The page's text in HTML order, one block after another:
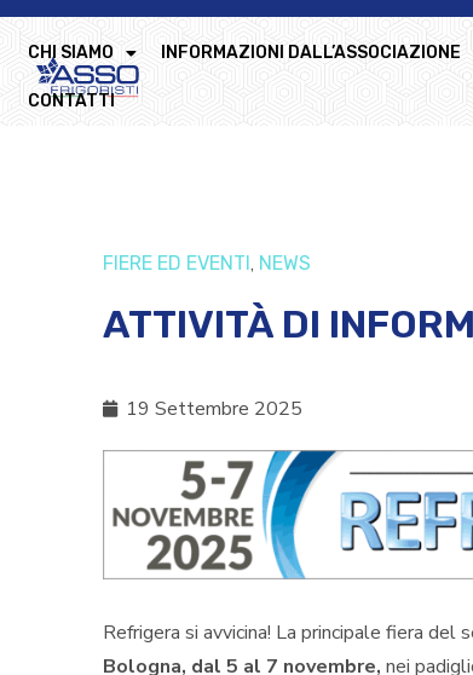
CHI SIAMO INFORMAZIONI DALL’ASSOCIAZIONE
CONTATTI
FIERE ED EVENTI, NEWS
ATTIVITÀ DI
19 Settembre 2025
Refrigera si avvicina! La principale fiera
Bologna, dal 5 al 7 novembre, nei